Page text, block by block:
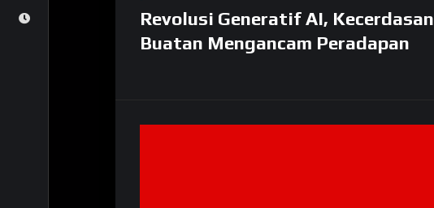
Revolusi Generatif AI, Kecerdasan
Buatan Mengancam Peradapan